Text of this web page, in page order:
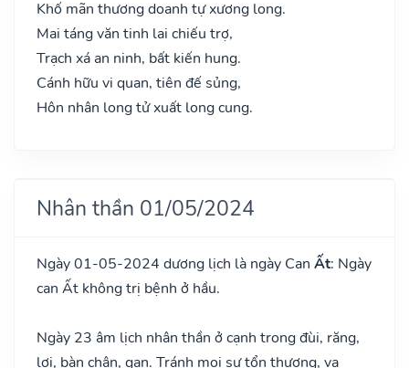
Khố mãn thương doanh tự xương long.
Mai táng văn tinh lai chiếu trợ,
Trạch xá an ninh, bất kiến hung.
Cánh hữu vi quan, tiên đế sủng,
Hôn nhân long tử xuất long cung.
Nhân thần 01/05/2024
Ngày 01-05-2024 dương lịch là ngày Can Ất: Ngày
can Ất không trị bệnh ở hầu.
Ngày 23 âm lịch nhân thần ở cạnh trong đùi, răng,
lợi, bàn chân, gan. Tránh mọi sự tổn thương, va